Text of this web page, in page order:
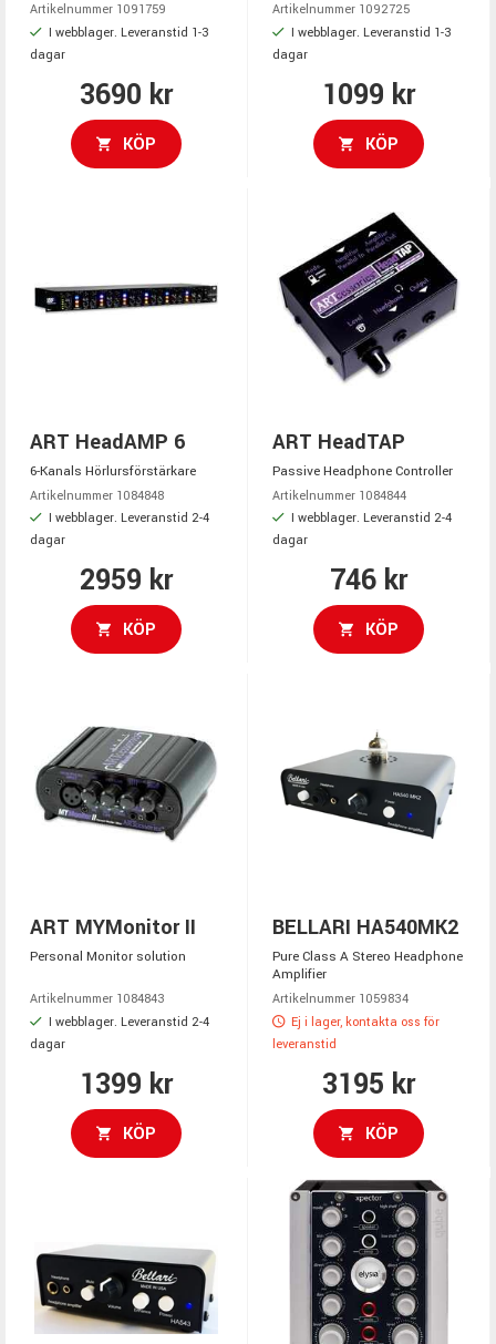
Artikelnummer 1091759
I webblager. Leveranstid 1-3
dagar
3690 kr
KÖP
Artikelnummer 1092725
I webblager. Leveranstid 1-3
dagar
1099 kr
KÖP
ART HeadAMP 6
6-Kanals Hörlursförstärkare
Artikelnummer 1084848
I webblager. Leveranstid 2-4
dagar
2959 kr
KÖP
ART HeadTAP
Passive Headphone Controller
Artikelnummer 1084844
I webblager. Leveranstid 2-4
dagar
746 kr
KÖP
ART MYMonitor II
Personal Monitor solution
Artikelnummer 1084843
I webblager. Leveranstid 2-4
dagar
1399 kr
KÖP
BELLARI HA540MK2
Pure Class A Stereo Headphone
Amplifier
Artikelnummer 1059834
Ej i lager, kontakta oss för
leveranstid
3195 kr
KÖP